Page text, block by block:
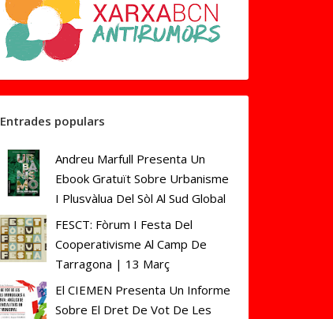
Entrades populars
Andreu Marfull Presenta Un
Ebook Gratuït Sobre Urbanisme
I Plusvàlua Del Sòl Al Sud Global
FESCT: Fòrum I Festa Del
Cooperativisme Al Camp De
Tarragona | 13 Març
El CIEMEN Presenta Un Informe
Sobre El Dret De Vot De Les